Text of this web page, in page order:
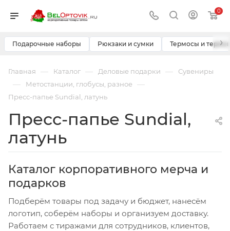
0
Подарочные наборы Рюкзаки и сумки Термосы и ›
Главная — Каталог — Деловые подарки — Сувениры
— Метостанции, глобусы, разное —
Пресс-папье Sundial, латунь
Пресс-папье Sundial,
латунь
Каталог корпоративного мерча и
подарков
Подберём товары под задачу и бюджет, нанесём
логотип, соберём наборы и организуем доставку.
Работаем с тиражами для сотрудников, клиентов,